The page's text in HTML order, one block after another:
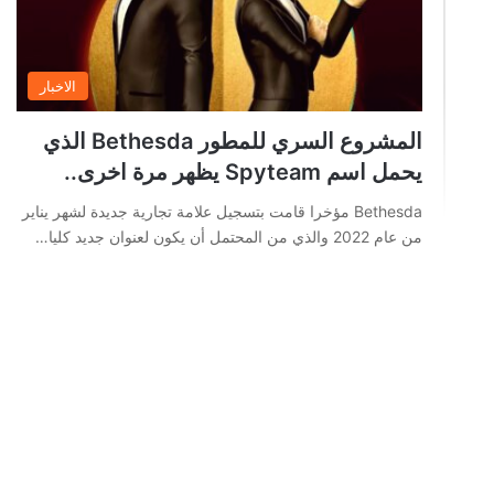
الاخبار
المشروع السري للمطور Bethesda الذي
يحمل اسم Spyteam يظهر مرة اخرى..
Bethesda مؤخرا قامت بتسجيل علامة تجارية جديدة لشهر يناير
من عام 2022 والذي من المحتمل أن يكون لعنوان جديد كليا…